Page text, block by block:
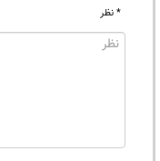
* نظر